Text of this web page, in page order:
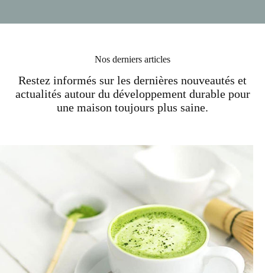
Nos derniers articles
Restez informés sur les dernières nouveautés et
actualités autour du développement durable pour
une maison toujours plus saine.